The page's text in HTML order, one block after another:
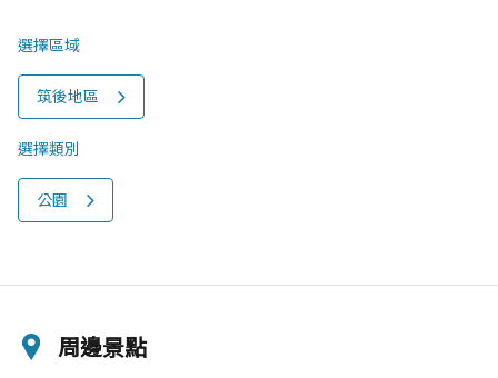
選擇區域
筑後地區
選擇類別
公園
周邊景點